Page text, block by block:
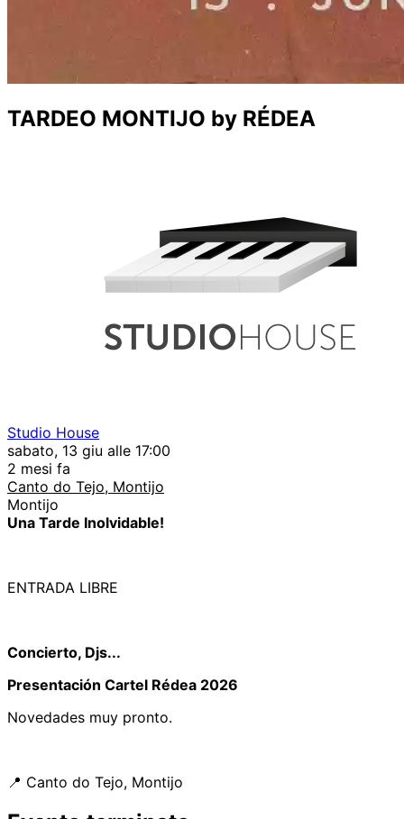
TARDEO MONTIJO by RÉDEA
Studio House
sabato, 13 giu alle 17:00
2 mesi fa
Canto do Tejo, Montijo
Montijo
Una Tarde Inolvidable!
ENTRADA LIBRE
Concierto, Djs...
Presentación Cartel Rédea 2026
Novedades muy pronto.
📍 Canto do Tejo, Montijo